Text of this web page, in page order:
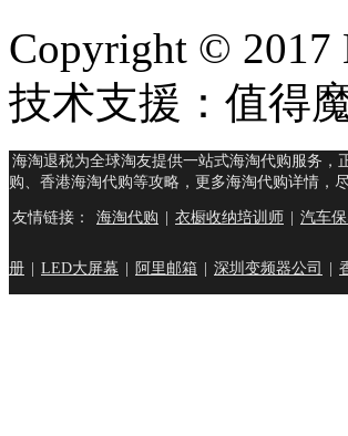
Copyright ©
技术支援：值得
海淘退税为全球淘友提供一站式海淘代购服务
购、香港海淘代购等攻略，更多海淘代购详情，
友情链接： 海淘代购 衣橱收纳培训师 汽车
册 LED大屏幕 阿里邮箱 深圳变频器公司